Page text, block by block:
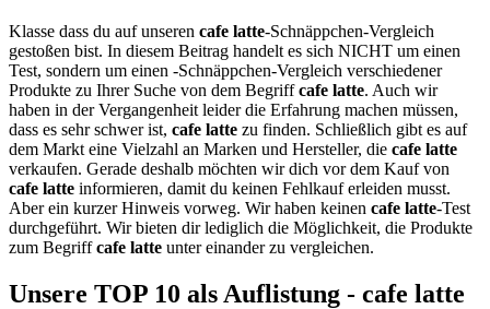
Klasse dass du auf unseren cafe latte-Schnäppchen-Vergleich
gestoßen bist. In diesem Beitrag handelt es sich NICHT um einen
Test, sondern um einen -Schnäppchen-Vergleich verschiedener
Produkte zu Ihrer Suche von dem Begriffcafe latte. Auch wir
haben in der Vergangenheit leider die Erfahrung machen müssen,
dass es sehr schwer ist, cafe latte zu finden. Schließlich gibt es auf
dem Markt eine Vielzahl an Marken und Hersteller, die cafe latte
verkaufen. Gerade deshalb möchten wir dich vor dem Kauf von
cafe latte informieren, damit du keinen Fehlkauf erleiden musst.
Aber ein kurzer Hinweis vorweg. Wir haben keinen cafe latte-Test
durchgeführt. Wir bieten dir lediglich die Möglichkeit, die Produkte
zum Begriffcafe latte unter einander zu vergleichen.
Unsere TOP 10 als Auflistung - cafe latte